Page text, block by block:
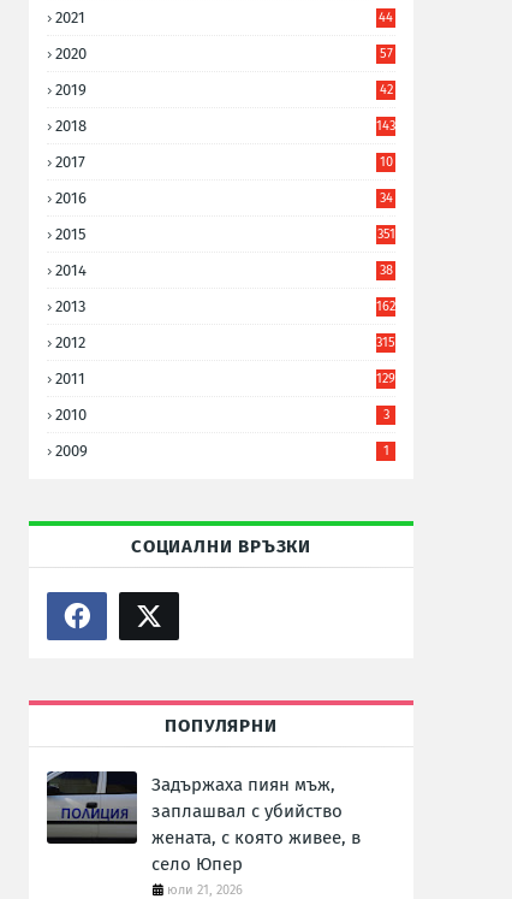
2021
44
2020
57
2019
42
2018 143
2017
10
2016
34
2015 351
2014
38
2013 162
2012 315
2011 129
2010 3
2009 1
СОЦИАЛНИ ВРЪЗКИ
ПОПУЛЯРНИ
Задържаха пиян мъж,
заплашвал с убийство
жената, с която живее, в
село Юпер
юли 21, 2026